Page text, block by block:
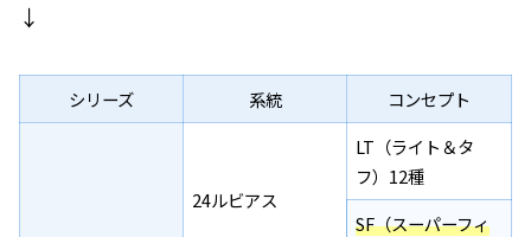
↓
シリーズ 系統 コンセプト
24ルビアス
LT（ライト＆タ
フ）12種
SF（スーパーフィ